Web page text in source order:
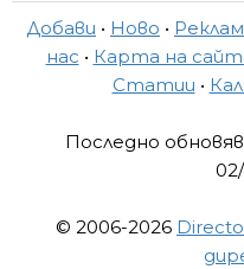
Добави • Ново •
нас • Карта на
Статии •
Последно
© 2006-2026